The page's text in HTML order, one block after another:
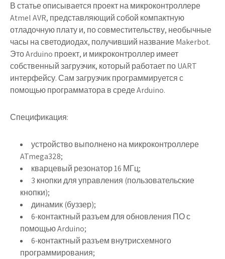
В статье описывается проект на микроконтроллере
Atmel AVR, представляющий собой компактную
отладочную плату и, по совместительству, необычные
часы на светодиодах, получивший название Makerbot.
Это Arduino проект, и микроконтроллер имеет
собственный загрузчик, который работает по UART
интерфейсу. Сам загрузчик программируется с
помощью программатора в среде Arduino.
Спецификация:
устройство выполнено на микроконтроллере
ATmega328;
кварцевый резонатор 16 МГц;
3 кнопки для управления (пользовательские
кнопки);
динамик (буззер);
6-контактный разъем для обновления ПО с
помощью Arduino;
6-контактный разъем внутрисхемного
программирования;